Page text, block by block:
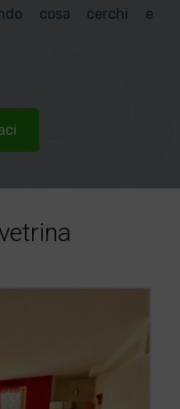
cosa cerchi e